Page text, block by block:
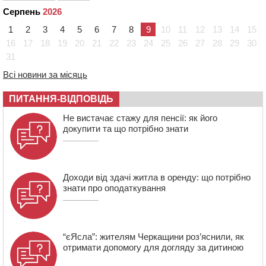
На честь загиблого захисника і чемпіона світу в
Черкасах відкрили спортивно-реабілітаційний центр
15:05
На Звенигородщині, попри заборону міськради,
14:31 У Каневі аномальна спека призвела до перебоїв у
14:02 На Черкащині намолотили перший мільйон тонн
зерна нового врожаю
13:40
На Кам’янщині сталася масштабна пожежа
сміттєзвалища
Серпень 2026
1
2 3 4 5 6 7 8 9 10 11 12 13 14
15
16
17 18 19 20 21 22 23 24 25 26 27 28 29
30
31
Всі новини за місяць
ПИТАННЯ-ВІДПОВІДЬ
Не вистачає стажу для пенсії: як його
докупити та що потрібно знати
Доходи від здачі житла в оренду: що потрібно
знати про оподаткування
“єЯсла”: жителям Черкащини роз’яснили, як
отримати допомогу для догляду за дитиною